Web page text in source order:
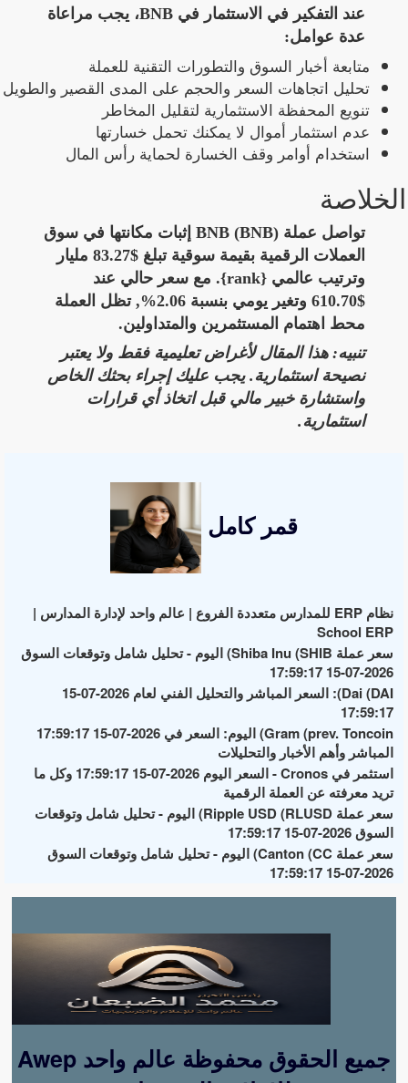
عند التفكير في الاستثمار في BNB، يجب مراعاة
عدة عوامل:
متابعة أخبار السوق والتطورات التقنية للعملة
تحليل اتجاهات السعر والحجم على المدى القصير والطويل
تنويع المحفظة الاستثمارية لتقليل المخاطر
عدم استثمار أموال لا يمكنك تحمل خسارتها
استخدام أوامر وقف الخسارة لحماية رأس المال
الخلاصة
تواصل عملة BNB (BNB) إثبات مكانتها في سوق
العملات الرقمية بقيمة سوقية تبلغ $83.27 مليار
وترتيب عالمي {rank}. مع سعر حالي عند
$610.70 وتغير يومي بنسبة 2.06%, تظل العملة
محط اهتمام المستثمرين والمتداولين.
تنبيه: هذا المقال لأغراض تعليمية فقط ولا يعتبر
نصيحة استثمارية. يجب عليك إجراء بحثك الخاص
واستشارة خبير مالي قبل اتخاذ أي قرارات
استثمارية.
قمر كامل
نظام ERP للمدارس متعددة الفروع | عالم واحد لإدارة المدارس |
School ERP
سعر عملة Shiba Inu (SHIB) اليوم - تحليل شامل وتوقعات السوق
2026-07-15 17:59:17
Dai (DAI): السعر المباشر والتحليل الفني لعام 2026-07-15
17:59:17
Gram (prev. Toncoin) اليوم: السعر في 2026-07-15 17:59:17
المباشر وأهم الأخبار والتحليلات
استثمر في Cronos - السعر اليوم 2026-07-15 17:59:17 وكل ما
تريد معرفته عن العملة الرقمية
سعر عملة Ripple USD (RLUSD) اليوم - تحليل شامل وتوقعات
السوق 2026-07-15 17:59:17
سعر عملة Canton (CC) اليوم - تحليل شامل وتوقعات السوق
2026-07-15 17:59:17
Awep جميع الحقوق محفوظة عالم واحد